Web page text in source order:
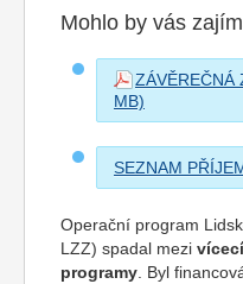
Mohlo by vás
ZÁVĚREČNÁ
SEZNAM
Operační program
LZZ) spadal mezi
programy . Byl